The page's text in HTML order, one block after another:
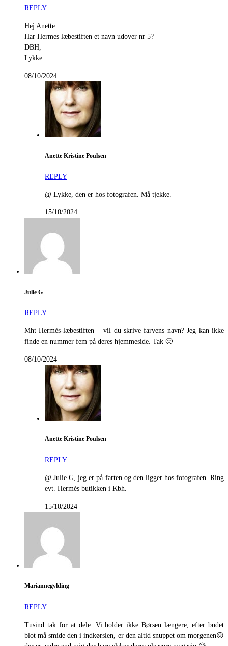
REPLY
Hej Anette
Har Hermes læbestiften et navn udover nr 5?
DBH,
Lykke
08/10/2024
Anette Kristine Poulsen
REPLY
@ Lykke, den er hos fotografen. Må tjekke.
15/10/2024
Julie G
REPLY
Mht Hermès-læbestiften – vil du skrive farvens navn? Jeg kan ikke
finde en nummer fem på deres hjemmeside. Tak 🙂
08/10/2024
Anette Kristine Poulsen
REPLY
@ Julie G, jeg er på farten og den ligger hos fotografen. Ring
evt. Hermés butikken i Kbh.
15/10/2024
Mariannegylding
REPLY
Tusind tak for at dele. Vi holder ikke Børsen længere, efter budet
blot må smide den i indkørslen, er den altid snuppet om morgenen😖